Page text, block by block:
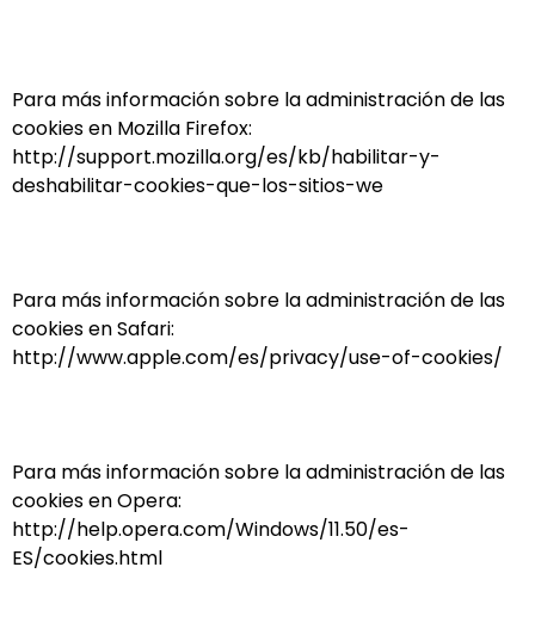
Para más información sobre la administración de las
cookies en Mozilla Firefox:
http://support.mozilla.org/es/kb/habilitar-y-
deshabilitar-cookies-que-los-sitios-we
Para más información sobre la administración de las
cookies en Safari:
http://www.apple.com/es/privacy/use-of-cookies/
Para más información sobre la administración de las
cookies en Opera:
http://help.opera.com/Windows/11.50/es-
ES/cookies.html